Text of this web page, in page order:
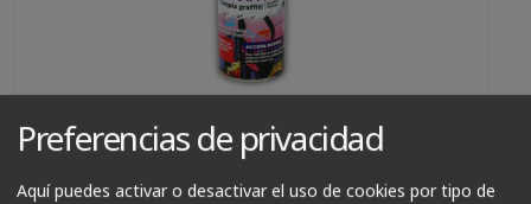
Limpia Graffitis En Spray 400 Ml
Preferencias de privacidad
Aquí puedes activar o desactivar el uso de cookies por tipo de